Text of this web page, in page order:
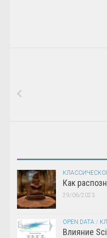
Как
29/06/2023
OPEN DATA /
Влияние